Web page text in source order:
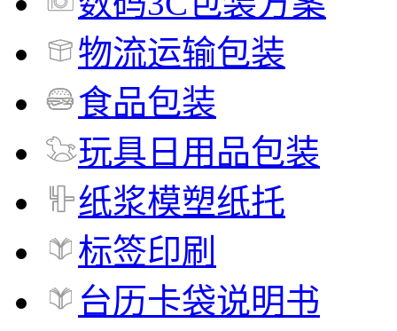
物流运输包装
食品包装
玩具日用品包装
纸浆模塑纸托
标签印刷
台历卡袋说明书